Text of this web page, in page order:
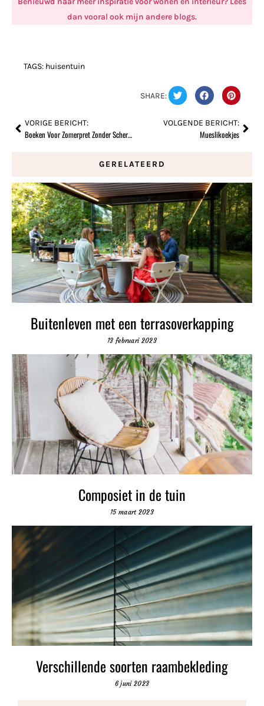
dan vooral ook mijn andere blogs.
TAGS: huisentuin
SHARE:
VORIGE BERICHT:
Boeken Voor Zomerpret Zonder Schermen
VOLGENDE BERICHT:
Mueslikoekjes
GERELATEERD
Buitenleven met een terrasoverkapping
13 februari 2023
Composiet in de tuin
15 maart 2023
Verschillende soorten raambekleding
6 juni 2023